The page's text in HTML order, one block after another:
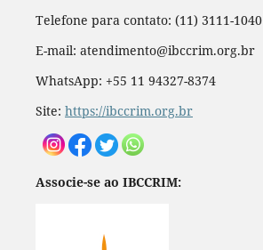
Telefone para contato: (11) 3111-1040
E-mail: atendimento@ibccrim.org.br
WhatsApp: +55 11 94327-8374
Site: https://ibccrim.org.br
Associe-se ao IBCCRIM: